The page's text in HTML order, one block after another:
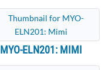
MYO-ELN201: MIMI